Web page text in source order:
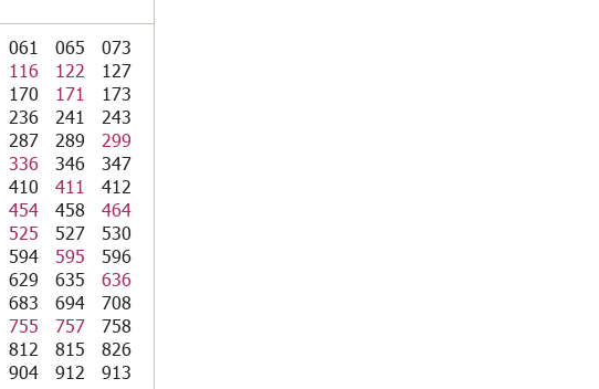
061 065
073
116 122
127
170 171
173
236 241
243
287 289
299
336 346
347
410 411
412
454 458
464
525 527
530
594 595
596
629 635
636
683 694
708
755 757
758
812 815
826
904 912
913